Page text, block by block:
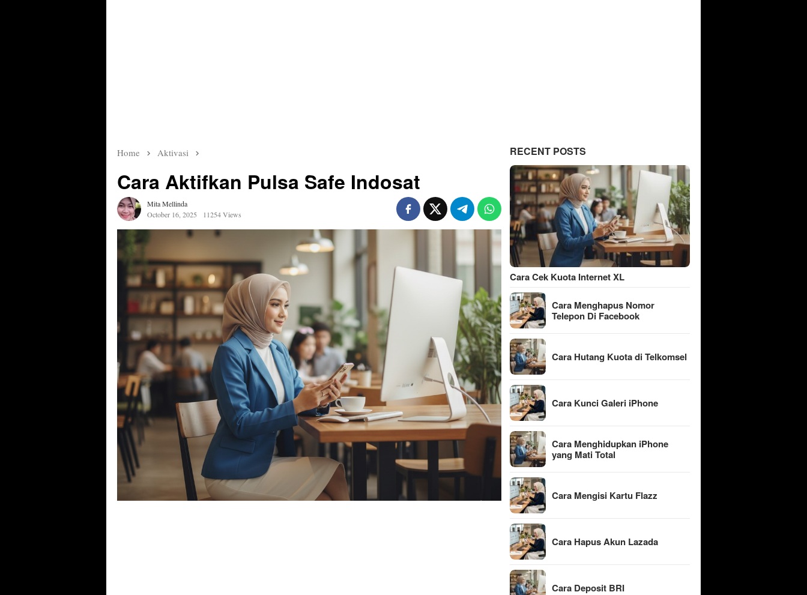
Home Aktivasi
Cara Aktifkan Pulsa Safe Indosat
Mita Mellinda
October 16, 2025
11254 Views
RECENT POSTS
Cara Cek Kuota Internet XL
Cara Menghapus Nomor
Telepon Di Facebook
Cara Hutang Kuota di Telkomsel
Cara Kunci Galeri iPhone
Cara Menghidupkan iPhone
yang Mati Total
Cara Mengisi Kartu Flazz
Cara Hapus Akun Lazada
Cara Deposit BRI